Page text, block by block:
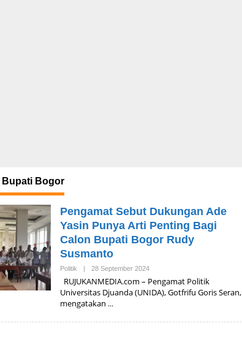
Bupati Bogor
Pengamat Sebut Dukungan Ade
Yasin Punya Arti Penting Bagi
Calon Bupati Bogor Rudy
Susmanto
Politik | 28 September 2024O
E
H
RUJUKANMEDIA.com – Pengamat Politik
Universitas Djuanda (UNIDA), Gotfrifu Goris Seran,
mengatakan